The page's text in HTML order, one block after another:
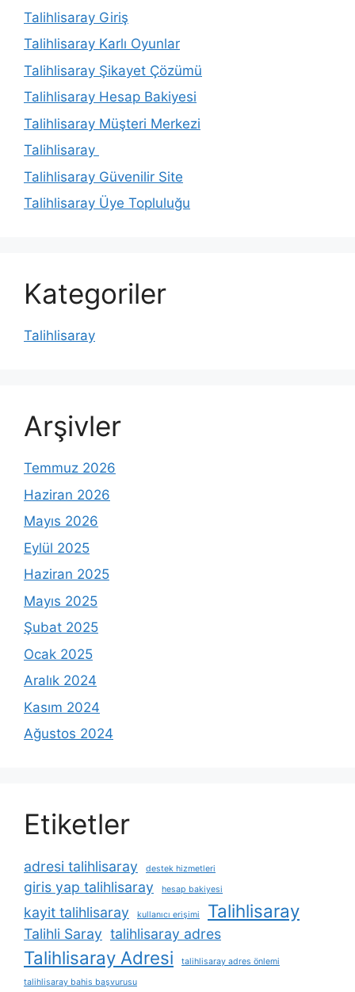
Talihlisaray Giriş
Talihlisaray Karlı Oyunlar
Talihlisaray Şikayet Çözümü
Talihlisaray Hesap Bakiyesi
Talihlisaray Müşteri Merkezi
Talihlisaray
Talihlisaray Güvenilir Site
Talihlisaray Üye Topluluğu
Kategoriler
Talihlisaray
Arşivler
Temmuz 2026
Haziran 2026
Mayıs 2026
Eylül 2025
Haziran 2025
Mayıs 2025
Şubat 2025
Ocak 2025
Aralık 2024
Kasım 2024
Ağustos 2024
Etiketler
adresi talihlisaray destek hizmetleri
giris yap talihlisaray hesap bakiyesi
kayit talihlisaray kullanıcı erişimi Talihlisaray
Talihli Saray talihlisaray adres
Talihlisaray Adresi
talihlisaray adres önlemi
talihlisaray bahis başvurusu